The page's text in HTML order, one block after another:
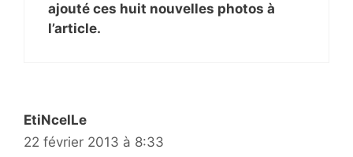
ajouté ces huit nouvelles photos à
l’article.
EtiNcelLe
22 février 2013 à 8:33